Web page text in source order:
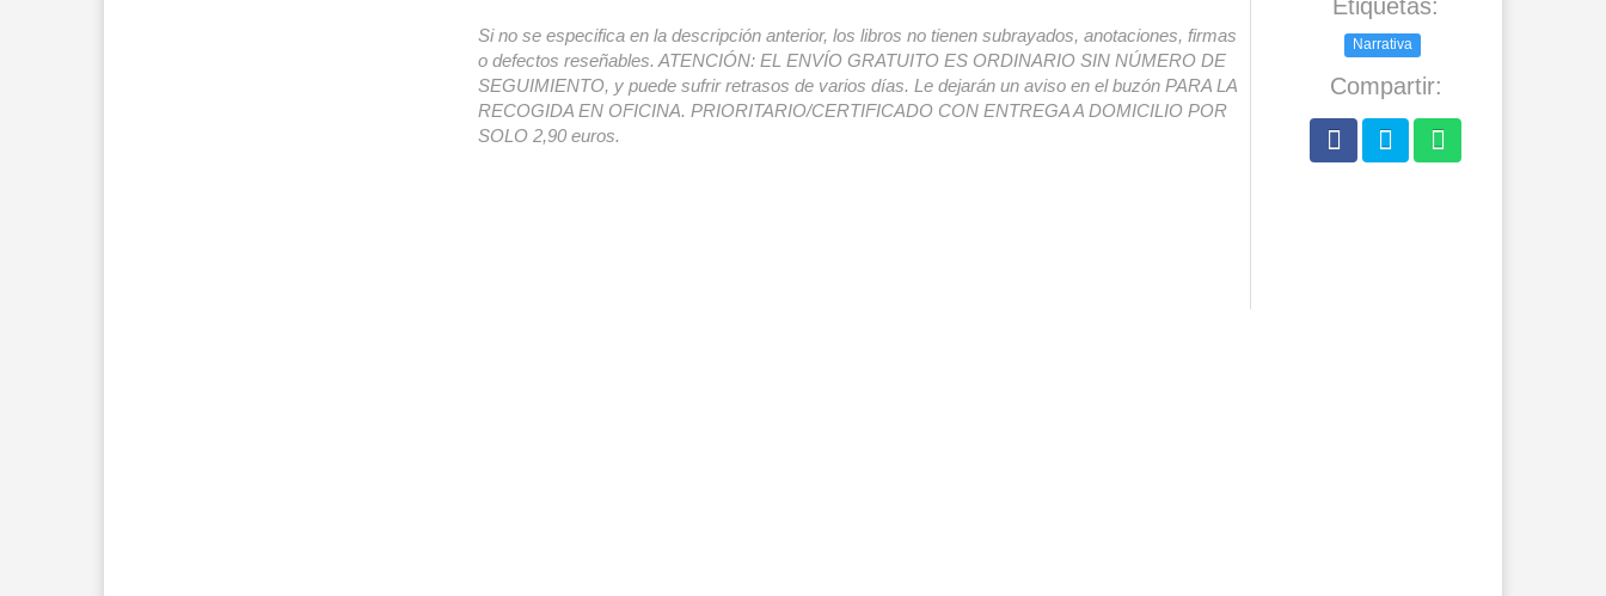
Si no se especifica en la descripción anterior, los libros no tienen subrayados, anotaciones, firmas
o defectos reseñables. ATENCIÓN: EL ENVÍO GRATUITO ES ORDINARIO SIN NÚMERO DE
SEGUIMIENTO, y puede sufrir retrasos de varios días. Le dejarán un aviso en el buzón PARA LA
RECOGIDA EN OFICINA. PRIORITARIO/CERTIFICADO CON ENTREGA A DOMICILIO POR
SOLO 2,90 euros.
Etiquetas:
Narrativa
Compartir: